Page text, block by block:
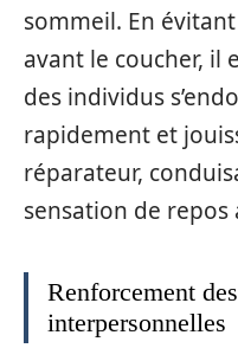
sommeil. En
avant le coucher, il
des individus
rapidement et
réparateur,
sensation de repos
Renforcement
interpersonnelles